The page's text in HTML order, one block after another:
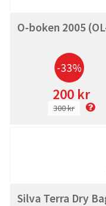
O-boken 2005
-33%
200 kr
300 kr
Silva Terra Dry